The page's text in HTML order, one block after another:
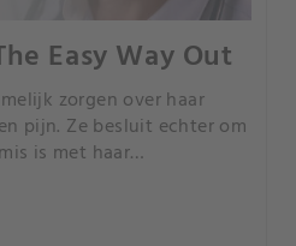
Easy Way Out
zorgen over haar
pijn. Ze besluit echter om
is met haar